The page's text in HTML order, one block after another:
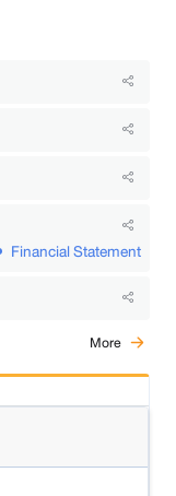
Financial Statement
More